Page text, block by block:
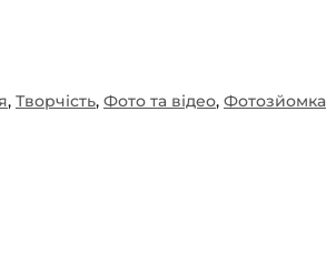
, Творчість, Фото та відео, Фотозйомка